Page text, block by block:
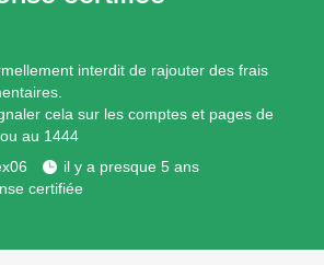
interdit de rajouter des frais
cela sur les comptes et pages de
au 1444
il y a presque 5 ans
certifiée